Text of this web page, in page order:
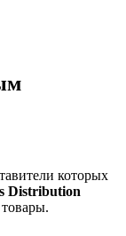
которых
Distribution